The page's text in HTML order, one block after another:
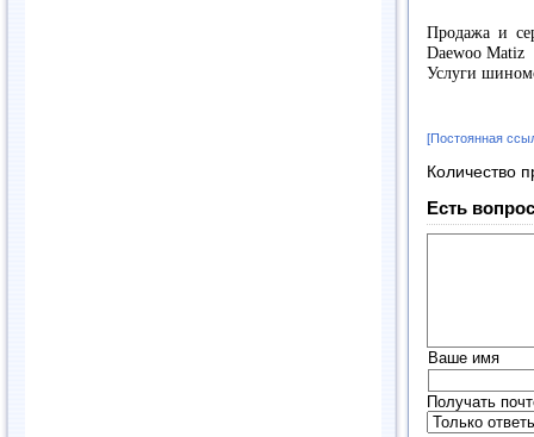
Продажа и
Daewoo Matiz
Услуги
[Постоянная
Количество
Есть
Ваше имя
Получать